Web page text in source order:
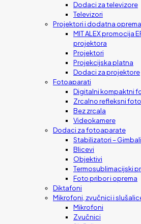
Dodaci za televizore
Televizori
Projektori i dodatna oprema
MIT ALEX promocija
projektora
Projektori
Projekcijska platna
Dodaci za projektore
Fotoaparati
Digitalni kompaktni
Zrcalno refleksni
Bez zrcala
Videokamere
Dodaci za fotoaparate
Stabilizatori – Gimbali
Blicevi
Objektivi
Termosublimacijski
Foto pribor i oprema
Diktafoni
Mikrofoni, zvučnici i
Mikrofoni
Zvučnici